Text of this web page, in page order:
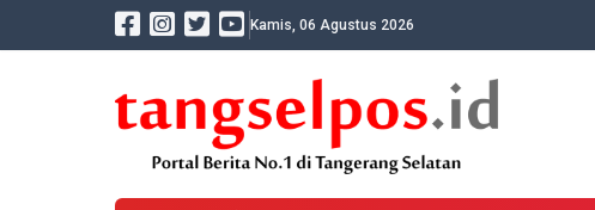
Kamis, 06 Agustus 2026